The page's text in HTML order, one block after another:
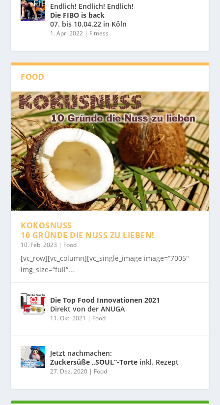
Endlich! Endlich! Endlich!
Die FIBO is back
07. bis 10.04.22 in Köln
1. Apr. 2022 | Fitness
FOOD
KOKOSNUSS
10 GRÜNDE DIE NUSS ZU LIEBEN!
10. Feb. 2023 | Food
[vc_row][vc_column][vc_single_image image=“7005″
img_size=“full“...
Die Top Food Innovationen 2021
Direkt von der ANUGA
11. Okt. 2021 | Food
Jetzt nachmachen:
Zuckersüße „SOUL“-Torte inkl. Rezept
27. Dez. 2020 | Food